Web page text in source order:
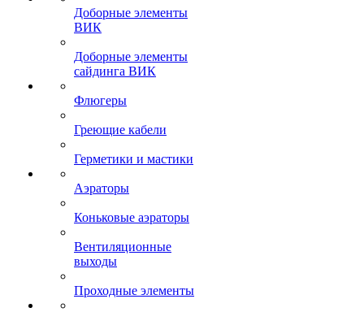
Доборные элементы
ВИК
Доборные элементы
сайдинга ВИК
Флюгеры
Греющие кабели
Герметики и мастики
Аэраторы
Коньковые аэраторы
Вентиляционные
выходы
Проходные элементы